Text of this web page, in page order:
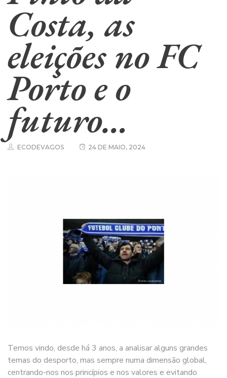
Costa, as
eleições no FC
Porto e o
futuro…
ECODEVAGOS 24 DE MAIO, 2024
Temos vindo, desde há 3 anos, a analisar alguns grandes
temas do desporto, mas sempre numa dimensão global,
centrando-nos nos princípios e nos valores e evitando